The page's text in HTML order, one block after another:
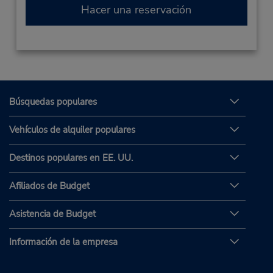
Hacer una reservación
Búsquedas populares
Vehículos de alquiler populares
Destinos populares en EE. UU.
Afiliados de Budget
Asistencia de Budget
Información de la empresa